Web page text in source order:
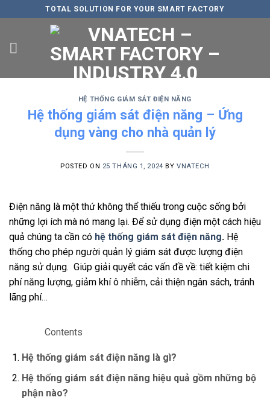
to
TOTAL SOLUTION FOR YOUR SMART FACTORY
HỆ THỐNG GIÁM SÁT ĐIỆN NĂNG
Hệ thống giám sát điện năng – Ứng
dụng vàng cho nhà quản lý
POSTED ON 25 THÁNG 1, 2024 BY VNATECH
Điện năng là một thứ không thể thiếu trong cuộc sống bởi
những lợi ích mà nó mang lại. Để sử dụng điện một cách hiệu
quả chúng ta cần có hệ thống giám sát điện năng. Hệ
thống cho phép người quản lý giám sát được lượng điện
năng sử dụng. Giúp giải quyết các vấn đề về: tiết kiệm chi
phí năng lượng, giảm khí ô nhiễm, cải thiện ngân sách, tránh
lãng phí…
Contents
Hệ thống giám sát điện năng là gì?
Hệ thống giám sát điện năng hiệu quả gồm những bộ
phận nào?